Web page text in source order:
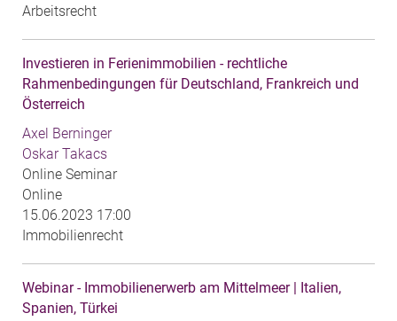
Arbeitsrecht
Investieren in Ferienimmobilien - rechtliche
Rahmenbedingungen für Deutschland, Frankreich und
Österreich
Axel Berninger
Oskar Takacs
Online Seminar
Online
15.06.2023 17:00
Immobilienrecht
Webinar - Immobilienerwerb am Mittelmeer | Italien,
Spanien, Türkei